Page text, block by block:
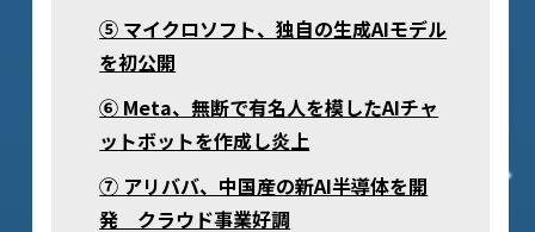
⑤ マイクロソフト、独自の生成AIモデル
を初公開
⑥ Meta、無断で有名人を模したAIチャ
ットボットを作成し炎上
⑦ アリババ、中国産の新AI半導体を開
発 クラウド事業好調